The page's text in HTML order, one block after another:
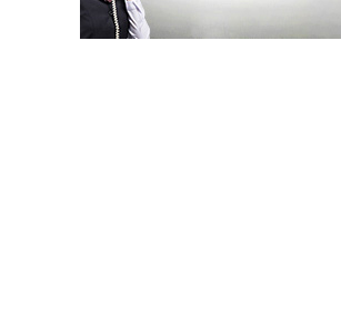
以母爱为名丨执扇寻夏 共赴一场美好花事